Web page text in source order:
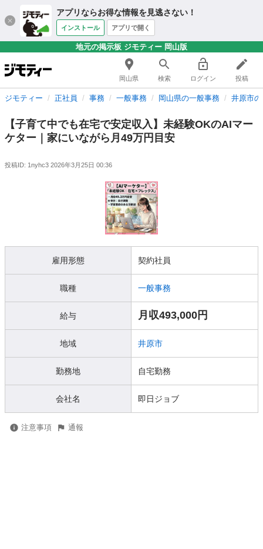
アプリならお得な情報を見逃さない！
インストール アプリで開く
地元の掲示板 ジモティー 岡山版
岡山県 検索 ログイン 投稿
ジモティー 正社員 事務 一般事務 岡山県の一般事務 井原市
【子育て中でも在宅で安定収入】未経験OKのAIマー
ケター｜家にいながら月49万円目安
投稿ID: 1nyhc3 2026年3月25日 00:36
雇用形態 契約社員
職種 一般事務
給与 月収493,000円
地域 井原市
勤務地 自宅勤務
会社名 即日ジョブ
注意事項 通報